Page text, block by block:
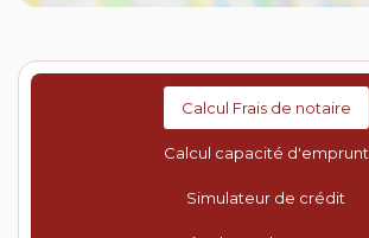
Calcul Frais de notaire
Calcul capacité d'emprunt
Simulateur de crédit